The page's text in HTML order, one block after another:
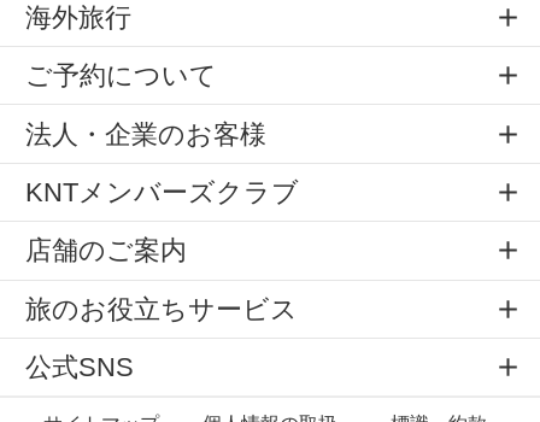
海外旅行
ご予約について
法人・企業のお客様
KNTメンバーズクラブ
店舗のご案内
旅のお役立ちサービス
公式SNS